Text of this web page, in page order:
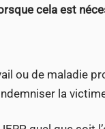
cela est
ou de maladie
la